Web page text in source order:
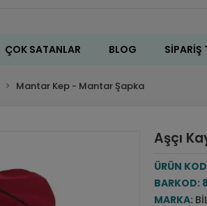
ÇOK SATANLAR BLOG SIPARIŞ
Mantar Kep - Mantar Şapka
Aşçı
ÜRÜN
BARKOD:
MARKA: